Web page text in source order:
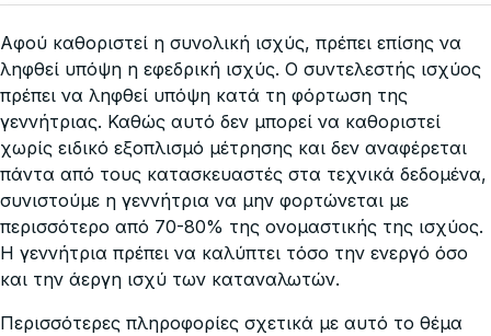
Αφού καθοριστεί η συνολική ισχύς, πρέπει επίσης να
ληφθεί υπόψη η εφεδρική ισχύς. Ο συντελεστής ισχύος
πρέπει να ληφθεί υπόψη κατά τη φόρτωση της
γεννήτριας. Καθώς αυτό δεν μπορεί να καθοριστεί
χωρίς ειδικό εξοπλισμό μέτρησης και δεν αναφέρεται
πάντα από τους κατασκευαστές στα τεχνικά δεδομένα,
συνιστούμε η γεννήτρια να μην φορτώνεται με
περισσότερο από 70-80% της ονομαστικής της ισχύος.
Η γεννήτρια πρέπει να καλύπτει τόσο την ενεργό όσο
και την άεργη ισχύ των καταναλωτών.
Περισσότερες πληροφορίες σχετικά με αυτό το θέμα